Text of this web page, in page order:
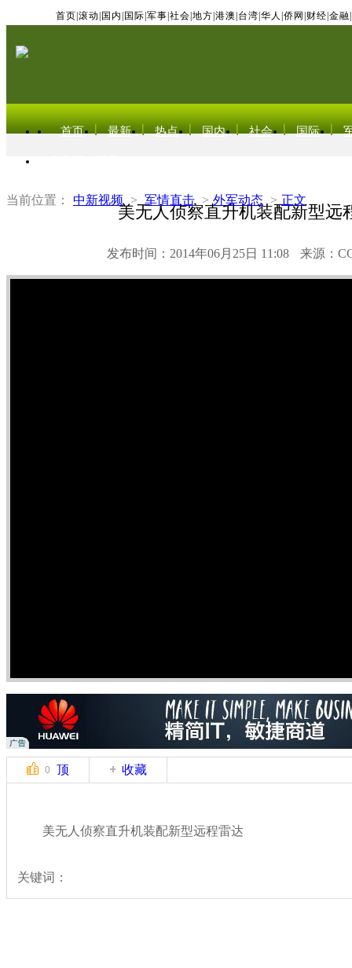
首页 滚动 国内 国际 军事 社会 地方 港澳 台湾 华人 侨网 财经 金融
首页 最新 热点 国内 社会 国际
当前位置： 中新视频 > 军情直击 > 外军动态 > 正文
美无人侦察直升机装配新型远
发布时间：2014年06月25日 11:08 来源：
0 顶 收藏
美无人侦察直升机装配新型远程雷达
关键词：